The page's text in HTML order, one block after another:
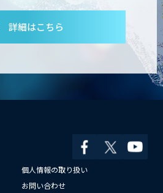
詳細はこちら
個人情報の取り扱い
お問い合わせ